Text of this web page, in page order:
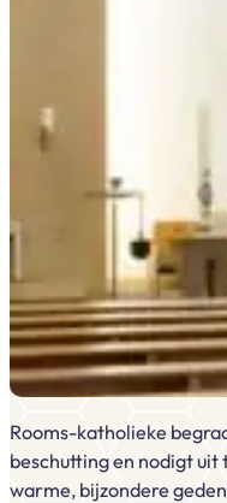
Rooms-katholieke
beschutting en nodigt
warme, bijzondere